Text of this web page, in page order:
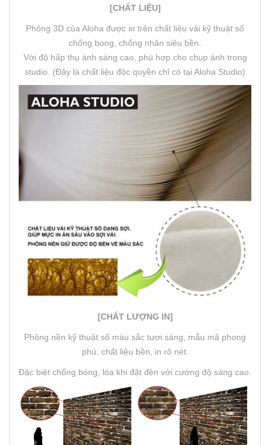
[CHẤT LIỆU]
Phông 3D của Aloha được in trên chất liệu vải kỹ thuật số
chống bong, chống nhăn siêu bền.
Với độ hấp thụ ánh sáng cao, phù hợp cho chụp ảnh trong
studio. (Đây là chất liệu độc quyền chỉ có tại Aloha Studio)
[CHẤT LƯỢNG IN]
Phông nền kỹ thuật số màu sắc tươi sáng, mẫu mã phong
phú, chất liệu bền, in rõ nét.
Đặc biệt chống bóng, lóa khi đặt đèn với cường độ sáng cao.